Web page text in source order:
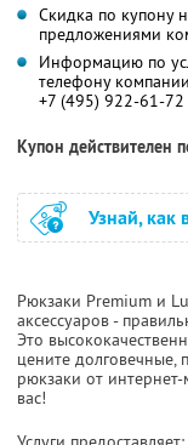
Скидка по купону
предложениями
Информацию по
телефону
+7 (495) 922-61-72
Купон действителен
Узнай, как
Рюкзаки Premium и
аксессуаров -
Это
цените долговечные,
рюкзаки от
вас!